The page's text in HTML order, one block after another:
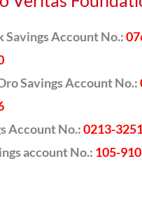
Savings Account No.:
Savings Account No.:
Account No.:0213-
account No.: 105-